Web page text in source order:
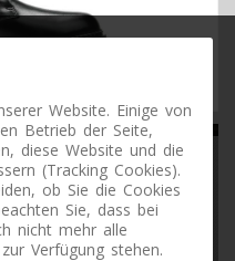
Website. Einige von
Betrieb der Seite,
diese Website und die
(Tracking Cookies).
ob Sie die Cookies
Sie, dass bei
nicht mehr alle
Verfügung stehen.